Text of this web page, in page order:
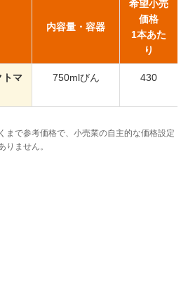
内容量・容器
希望小売
価格
1本あた
り
トマ
750mlびん 430
まで参考価格で、小売業の自主的な価格設定
りません。